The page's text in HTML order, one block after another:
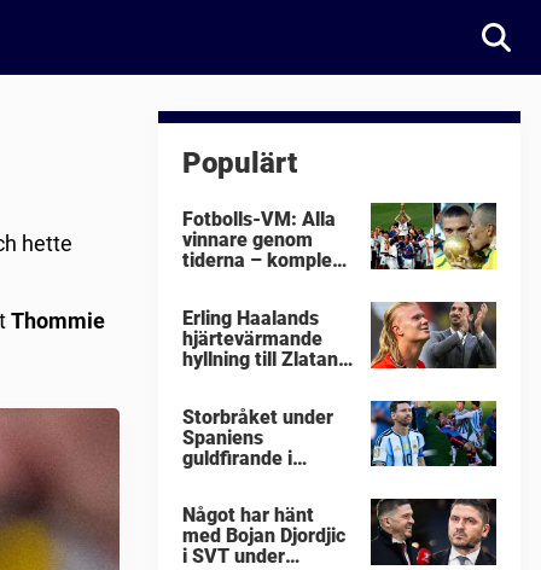
hette
Thommie
Populärt
Fotbolls-VM: Alla
vinnare genom
tiderna – komplett
Erling Haalands
hjärtevärmande
hyllning till Zlatan
Storbråket under
Spaniens
guldfirande i
Något har hänt
med Bojan Djordjic
i SVT under